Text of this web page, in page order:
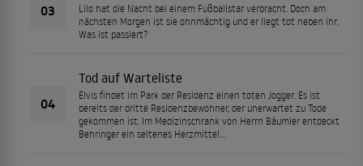
03
Lilo hat die Nacht bei einem Fußballstar verbracht. Doch am
nächsten Morgen ist sie ohnmächtig und er liegt tot neben ihr.
Was ist passiert?
04
Tod auf Warteliste
Elvis findet im Park der Residenz einen toten Jogger. Es ist
bereits der dritte Residenzbewohner, der unerwartet zu Tode
gekommen ist. Im Medizinschrank von Herrn Bäumler entdeckt
Behringer ein seltenes Herzmittel…